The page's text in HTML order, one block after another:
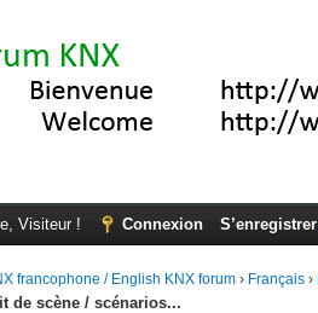
Visiteur ! Connexion S’enregistrer
francophone / English KNX forum › Français ›
de scène / scénarios...